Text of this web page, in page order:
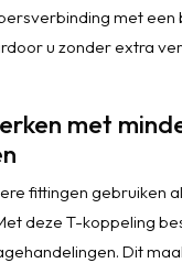
met een
u zonder extra
met
fittingen gebruiken
deze T-koppeling
Dit